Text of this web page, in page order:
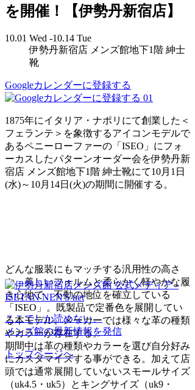
を開催！【伊勢丹新宿店】
10.01 Wed -10.14 Tue
伊勢丹新宿店 メンズ館地下1階 紳士
靴
Googleカレンダーに登録する
01
1875年にイタリア・ナポリにて創業した＜
フェランテ＞を象徴するアイコンモデルで
あるペニーローファーの「ISEO」にフォ
ーカスしたパターンオーダー会を伊勢丹新
宿店 メンズ館地下1階 紳士靴にて10月1日
(水)～10月14日(火)の期間に開催する。
どんな服装にもマッチする汎用性の高さ
や、美しいフォルムと柔らかく軽やかな履
き心地で、不動の地位を確立している
「ISEO」。既製品で定番色を展開してい
る本モデル、メーカーでは様々な革の種類
やカラーが存在する。
期間中は革の種類やカラーを選び自分好み
にカスタマイズする事ができる。加えて店
頭では通常展開していないスモールサイズ
（uk4.5・uk5）とキングサイズ（uk9・
ここでしか読めない、
メンズ館の最新情報を発信
トップページへ